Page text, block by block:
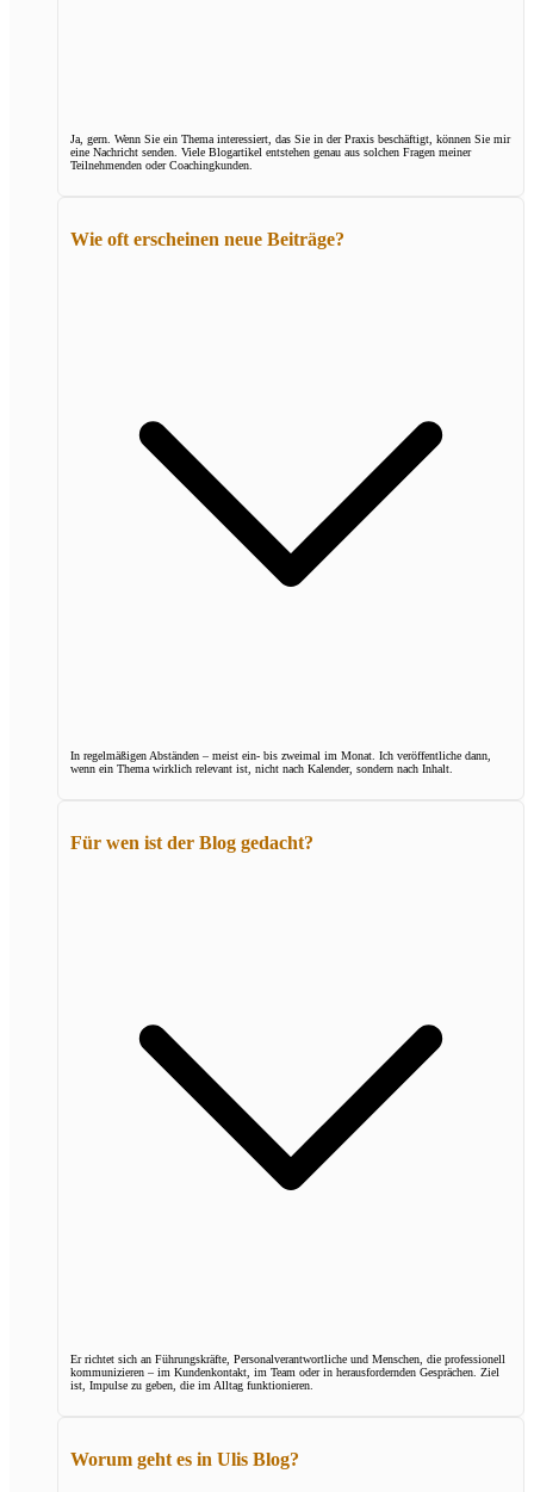
Ja, gern. Wenn Sie ein Thema interessiert, das Sie in der Praxis beschäftigt, können Sie mir
eine Nachricht senden. Viele Blogartikel entstehen genau aus solchen Fragen meiner
Teilnehmenden oder Coachingkunden.
Wie oft erscheinen neue Beiträge?
In regelmäßigen Abständen – meist ein- bis zweimal im Monat. Ich veröffentliche dann,
wenn ein Thema wirklich relevant ist, nicht nach Kalender, sondern nach Inhalt.
Für wen ist der Blog gedacht?
Er richtet sich an Führungskräfte, Personalverantwortliche und Menschen, die professionell
kommunizieren – im Kundenkontakt, im Team oder in herausfordernden Gesprächen. Ziel
ist, Impulse zu geben, die im Alltag funktionieren.
Worum geht es in Ulis Blog?